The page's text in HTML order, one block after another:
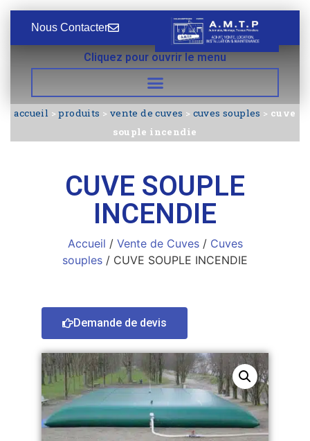
Nous Contacter
Cliquez pour ouvrir le menu
accueil >produits > vente de cuves > cuves souples > cuve
souple incendie
CUVE SOUPLE
INCENDIE
Accueil / Vente de Cuves/ Cuves
souples / CUVE SOUPLE INCENDIE
Demande de devis